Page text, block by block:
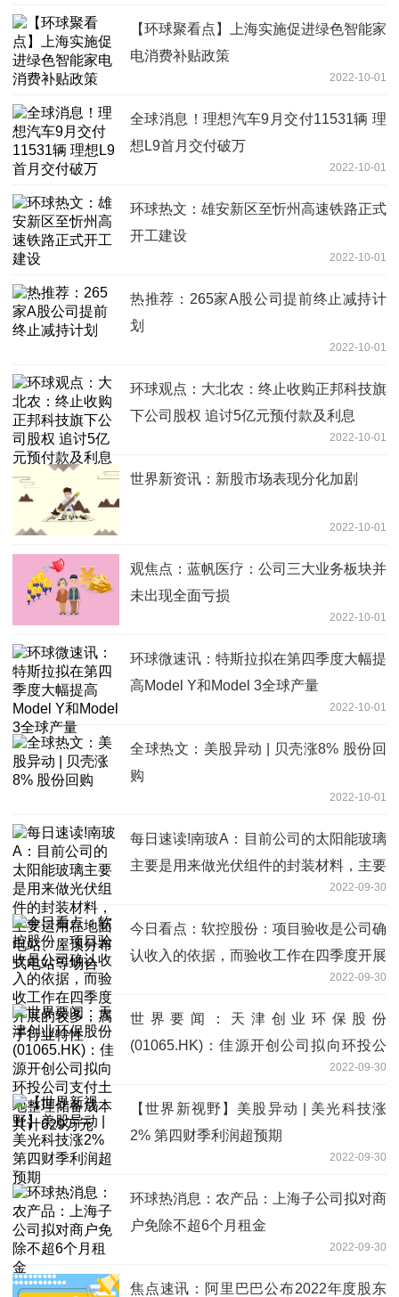
【环球聚看点】上海实施促进绿色智能家
电消费补贴政策
2022-10-01
全球消息！理想汽车9月交付11531辆 理
想L9首月交付破万
2022-10-01
环球热文：雄安新区至忻州高速铁路正式
开工建设
2022-10-01
热推荐：265家A股公司提前终止减持计
划
2022-10-01
环球观点：大北农：终止收购正邦科技旗
下公司股权 追讨5亿元预付款及利息
2022-10-01
世界新资讯：新股市场表现分化加剧
2022-10-01
观焦点：蓝帆医疗：公司三大业务板块并
未出现全面亏损
2022-10-01
环球微速讯：特斯拉拟在第四季度大幅提
高Model Y和Model 3全球产量
2022-10-01
全球热文：美股异动 | 贝壳涨8% 股份回
购
2022-10-01
每日速读!南玻A：目前公司的太阳能玻璃
主要是用来做光伏组件的封装材料，主要
运用在地面电站、屋顶分布式电站等场合
2022-09-30
今日看点：软控股份：项目验收是公司确
认收入的依据，而验收工作在四季度开展
2022-09-30
世界要闻：天津创业环保股份
(01065.HK)：佳源开创公司拟向环投公
司支付土地整理储备成本共计629万元
2022-09-30
【世界新视野】美股异动 | 美光科技涨
2% 第四财季利润超预期
2022-09-30
环球热消息：农产品：上海子公司拟对商
户免除不超6个月租金
2022-09-30
焦点速讯：阿里巴巴公布2022年度股东